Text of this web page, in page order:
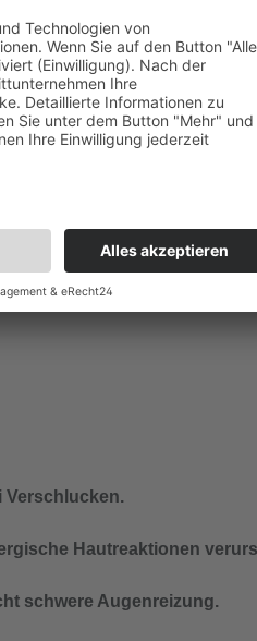
Verschlucken.
Hautreaktionen
schwere Augenreizung.